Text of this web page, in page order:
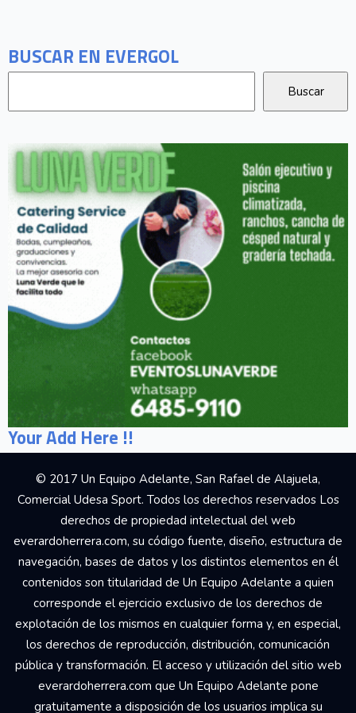
BUSCAR EN EVERGOL
Your Add Here !!
© 2017 Un Equipo Adelante, San Rafael de Alajuela,
Comercial Udesa Sport. Todos los derechos reservados Los
derechos de propiedad intelectual del web
everardoherrera.com, su código fuente, diseño, estructura de
navegación, bases de datos y los distintos elementos en él
contenidos son titularidad de Un Equipo Adelante a quien
corresponde el ejercicio exclusivo de los derechos de
explotación de los mismos en cualquier forma y, en especial,
los derechos de reproducción, distribución, comunicación
pública y transformación. El acceso y utilización del sitio web
everardoherrera.com que Un Equipo Adelante pone
gratuitamente a disposición de los usuarios implica su